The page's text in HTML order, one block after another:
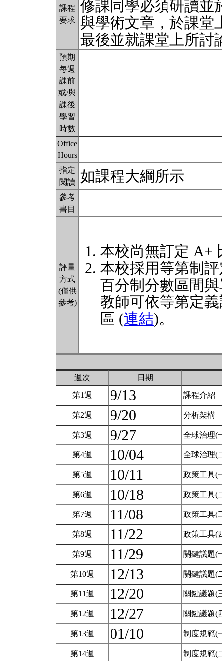
課程
要求
修課同學必須研讀並
與學術文章，於課堂
最後並就課堂上所討
預期
每週
課前
或/與
課後
學習
時數
Office
Hours
指定
閱讀 如課程大綱所示
參考
書目
評量
方式
(僅供
參考)
本校尚無訂定 A+
本校採用等第制
百分制分數區間
教師可依等第定
區 (連結)。
週次 日期
第1週 9/13 課程介紹
第2週 9/20 分析架構
第3週 9/27 全球治理(
第4週 10/04 全球治理(
第5週 10/11 政策工具(
第6週 10/18 政策工具(
第7週 11/08 政策工具(
第8週 11/22 政策工具(
第9週 11/29 關鍵議題(
第10週 12/13 關鍵議題(
第11週 12/20 關鍵議題(
第12週 12/27 關鍵議題(
第13週 01/10 制度規範(
第14週 制度規範(